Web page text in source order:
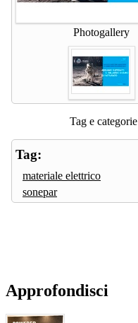
Photogallery
Tag e categorie
Tag:
materiale elettrico
sonepar
Approfondisci